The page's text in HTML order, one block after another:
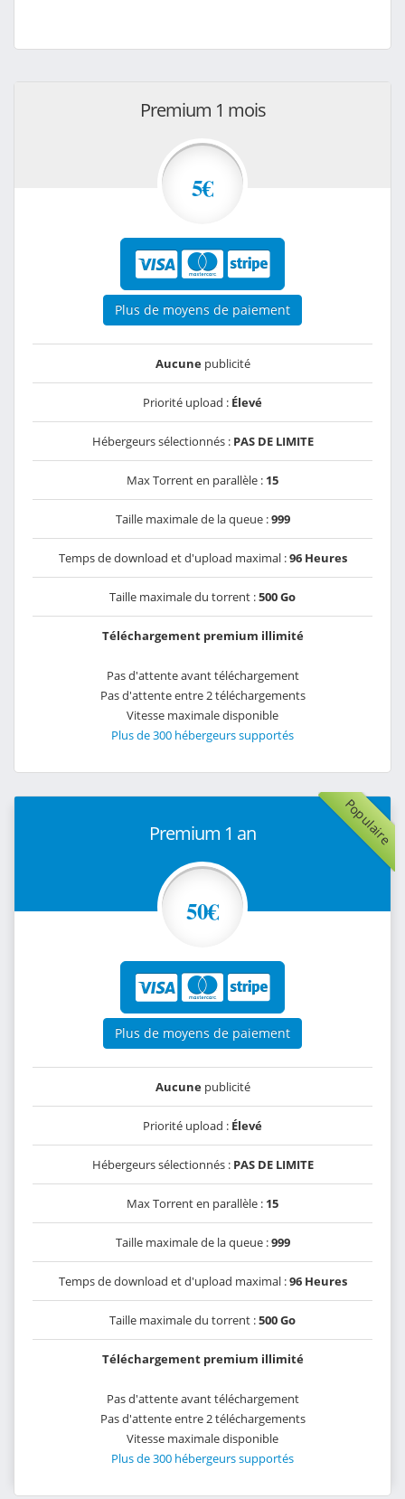
Premium 1 mois
5€
Plus de moyens de paiement
Aucunepublicité
Priorité upload : Élevé
Hébergeurs sélectionnés : PAS DE LIMITE
Max Torrent en parallèle : 15
Taille maximale de la queue :999
Temps de download et d'upload maximal :96 Heures
Taille maximale du torrent :500 Go
Téléchargement premium illimité
Pas d'attente avant téléchargement
Pas d'attente entre 2 téléchargements
Vitesse maximale disponible
Plus de 300 hébergeurs supportés
Populaire
Premium 1 an
50€
Plus de moyens de paiement
Aucunepublicité
Priorité upload : Élevé
Hébergeurs sélectionnés : PAS DE LIMITE
Max Torrent en parallèle : 15
Taille maximale de la queue :999
Temps de download et d'upload maximal :96 Heures
Taille maximale du torrent :500 Go
Téléchargement premium illimité
Pas d'attente avant téléchargement
Pas d'attente entre 2 téléchargements
Vitesse maximale disponible
Plus de 300 hébergeurs supportés